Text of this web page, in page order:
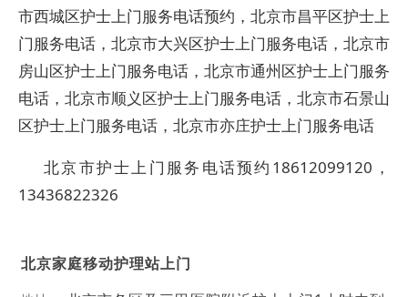
市西城区护士上门服务电话预约，北京市昌平区护士上
门服务电话，北京市大兴区护士上门服务电话，北京市
房山区护士上门服务电话，北京市通州区护士上门服务
电话，北京市顺义区护士上门服务电话，北京市石景山
区护士上门服务电话，北京市亦庄护士上门服务电话
北京市护士上门服务电话预约18612099120，
13436822326
北京家庭移动护理站上门